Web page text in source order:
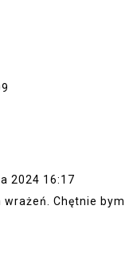
2024 16:17
Chętnie bym